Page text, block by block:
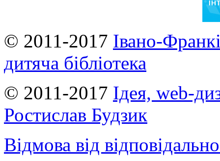
© 2011-2017 Івано-
дитяча бібліотека
© 2011-2017 Ідея, web-
Ростислав Будзик
Відмова від